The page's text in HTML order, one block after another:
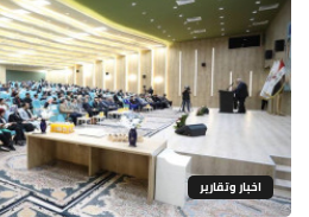
اخبار وتقارير